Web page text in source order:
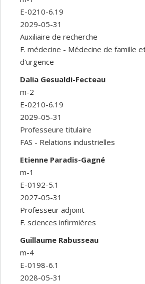
E-0210-6.19
2029-05-31
Auxiliaire de recherche
F. médecine - Médecine de famille
d'urgence
Dalia Gesualdi-Fecteau
m-2
E-0210-6.19
2029-05-31
Professeure titulaire
FAS - Relations industrielles
Etienne Paradis-Gagné
m-1
E-0192-5.1
2027-05-31
Professeur adjoint
F. sciences infirmières
Guillaume Rabusseau
m-4
E-0198-6.1
2028-05-31